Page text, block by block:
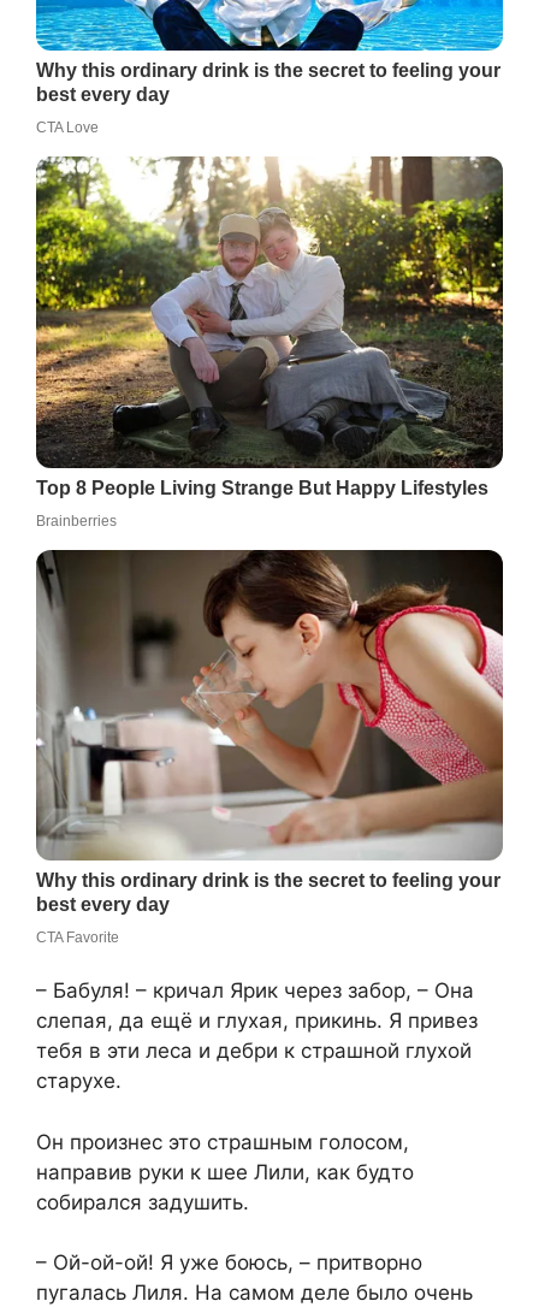
– Бабуля! – кричал Ярик через забор, – Она
слепая, да ещё и глухая, прикинь. Я привез
тебя в эти леса и дебри к страшной глухой
старухе.
Он произнес это страшным голосом,
направив руки к шее Лили, как будто
собирался задушить.
– Ой-ой-ой! Я уже боюсь, – притворно
пугалась Лиля. На самом деле было очень